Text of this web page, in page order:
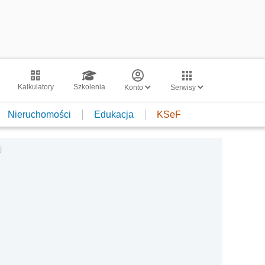
Kalkulatory Szkolenia Konto Serwisy
Nieruchomości Edukacja KSeF